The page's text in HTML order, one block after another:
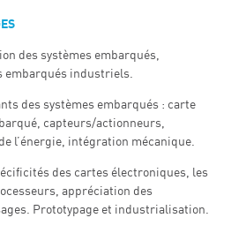
des systèmes embarqués,
embarqués industriels.
des systèmes embarqués : carte
capteurs/actionneurs,
l’énergie, intégration mécanique.
des cartes électroniques, les
appréciation des
Prototypage et industrialisation.